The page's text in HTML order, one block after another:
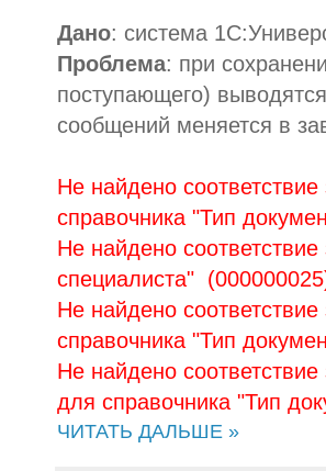
Дано: система
Проблема: при
поступающего)
сообщений меняется в
Не найдено
справочника "Тип
Не найдено
специалиста"
Не найдено
справочника "Тип
Не найдено
для справочника "Тип
ЧИТАТЬ ДАЛЬШЕ »